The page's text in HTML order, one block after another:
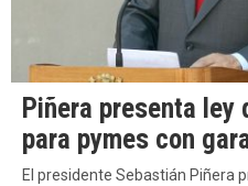
Piñera presenta
para pymes con
El presidente Sebastián Piñera